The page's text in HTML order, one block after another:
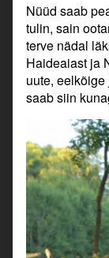
Nüüd saab
tulin, sain
terve nädal
Haideaiast ja
uute,
saab siin